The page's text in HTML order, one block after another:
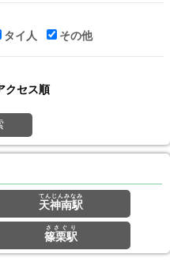
タイ人 その他
クセス順
天神南駅
てんじんみなみ
篠栗駅
ささぐり